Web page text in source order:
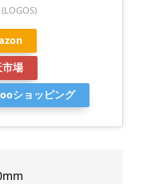
場
ショッピング